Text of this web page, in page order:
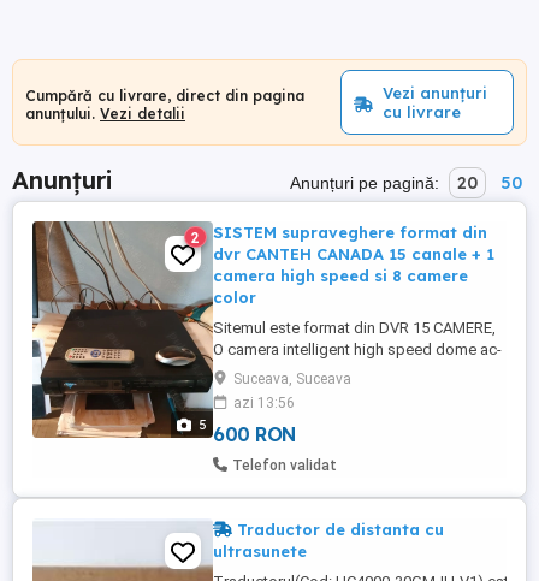
Cumpără cu livrare, direct din pagina
anunțului. Vezi detalii
Vezi anunțuri
cu livrare
Anunțuri Anunțuri pe pagină: 20 50
5
2
SISTEM supraveghere format din
dvr CANTEH CANADA 15 canale + 1
camera high speed si 8 camere
color
Sitemul este format din DVR 15 CAMERE,
O camera intelligent high speed dome ac-
ns923sw si 8 camere color diferite si
monitor. sistemul poate fi monitorizat de
la distanta prin tel.mobil.DVR ARE UN HDD
DE CAPACITATE MARE. dvr suporta pana
la 2x1TB HDD -uri SATA. Ci este interesat
Suceava, Suceava
azi 13:56
600 RON
Telefon validat
Traductor de distanta cu
ultrasunete